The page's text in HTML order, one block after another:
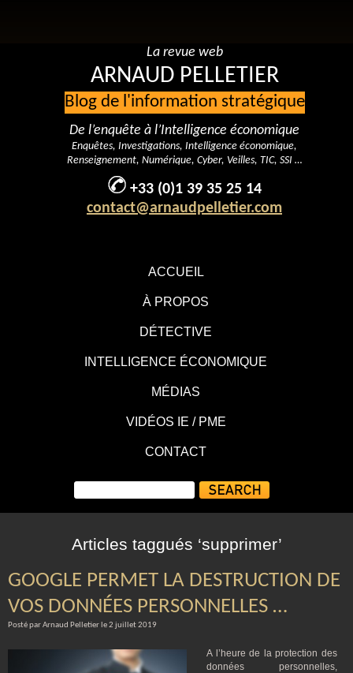
ACCUEIL
À PROPOS
DÉTECTIVE
INTELLIGENCE ÉCONOMIQUE
MÉDIAS
VIDÉOS IE / PME
CONTACT
La revue web
ARNAUD PELLETIER
Blog de l'information stratégique
De l’enquête à l’Intelligence économique
Enquêtes, Investigations, Intelligence économique,
Renseignement, Numérique, Cyber, Veilles, TIC, SSI …
+33 (0)1 39 35 25 14
contact@arnaudpelletier.com
Articles taggués ‘supprimer’
GOOGLE PERMET LA DESTRUCTION DE
VOS DONNÉES PERSONNELLES …
Posté par Arnaud Pelletier le 2 juillet 2019
A l’heure de la protection des
données personnelles,